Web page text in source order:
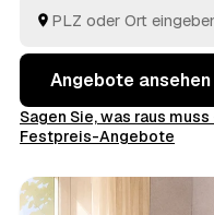
entsorgen.
Angebote ansehen
Sagen Sie, was raus
Festpreis-Angebote